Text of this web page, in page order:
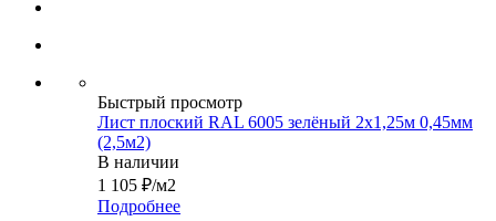
Быстрый просмотр
Лист плоский RAL 6005 зелёный 2х1,25м 0,45мм
(2,5м2)
В наличии
1 105 ₽/м2
Подробнее